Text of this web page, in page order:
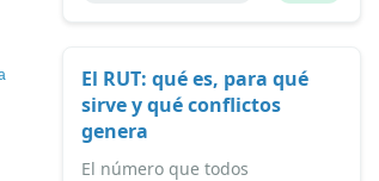
El RUT: qué es, para qué
sirve y qué conflictos
genera
El número que todos